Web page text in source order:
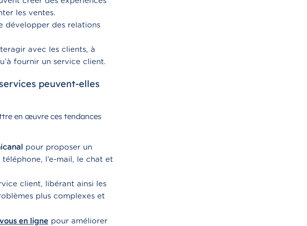
les ventes.
développer des relations
avec les clients, à
fournir un service client.
peuvent-elles
en œuvre ces tendances
pour proposer un
l’e-mail, le chat et
client, libérant ainsi les
plus complexes et
en lignepour améliorer